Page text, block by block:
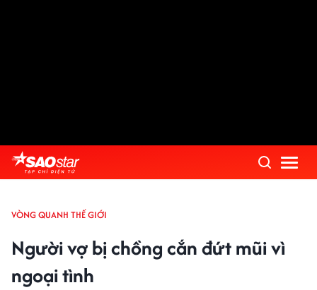
VÒNG QUANH THẾ GIỚI
Người vợ bị chồng cắn đứt mũi vì
ngoại tình